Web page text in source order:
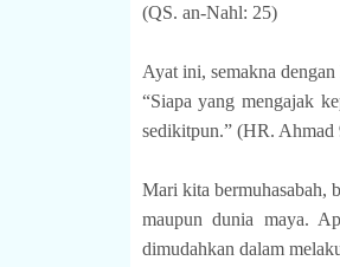
(QS. an-Nahl: 25)
Ayat ini, semakna
“Siapa yang mengajak
sedikitpun.” (HR.
Mari kita bermuhasabah,
maupun dunia maya.
dimudahkan dalam